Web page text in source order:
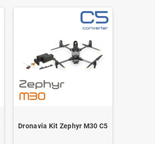
Dronavia Kit Zephyr M30 C5